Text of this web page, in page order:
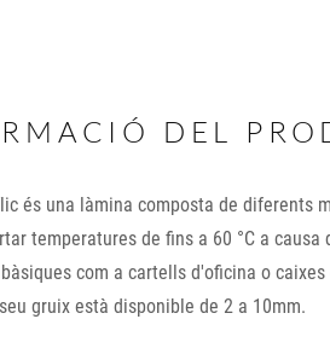
DEL
és una làmina composta de diferents
temperatures de fins a 60 °C a
com a cartells d'oficina o
gruix està disponible de 2 a 10mm.